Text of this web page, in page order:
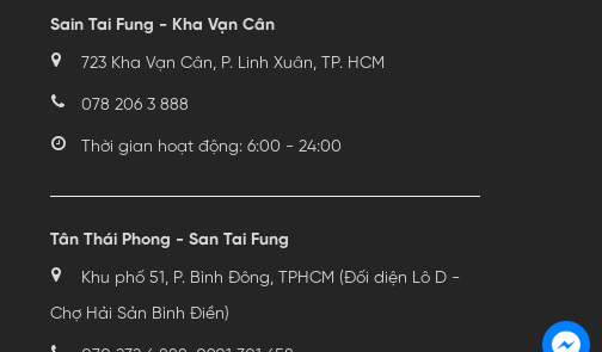
Sain Tai Fung - Kha Vạn Cân
723 Kha Vạn Cân, P. Linh Xuân, TP. HCM
078 206 3 888
Thời gian hoạt động: 6:00 - 24:00
Tân Thái Phong - San Tai Fung
Khu phố 51, P. Bình Đông, TPHCM (Đối diện Lô D -
Chợ Hải Sản Bình Điền)